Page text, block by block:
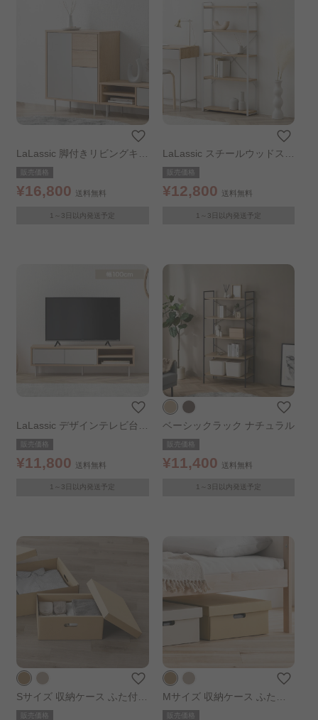
LaLassic 脚付きリビングキャ
ビネット 幅59㎝
販売価格
¥16,800 送料無料
1～3日以内発送予定
LaLassic スチールウッドスリ
ムラック ナチュラル／グレー
販売価格
¥12,800 送料無料
1～3日以内発送予定
LaLassic デザインテレビ台
ナチュラル／グレー
販売価格
¥11,800 送料無料
1～3日以内発送予定
ベーシックラック ナチュラル
販売価格
¥11,400 送料無料
1～3日以内発送予定
Sサイズ 収納ケース ふた付き
段ボール収納ケース 2枚セッ
販売価格
Mサイズ 収納ケース ふた付
き 段ボール収納ケース 2枚セ
販売価格